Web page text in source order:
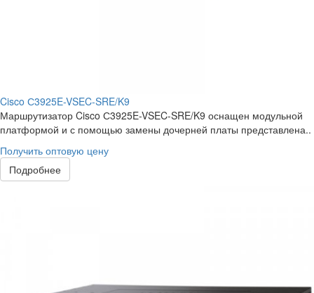
Cisco С3925E-VSEC-SRE/K9
Маршрутизатор Cisco С3925E-VSEC-SRE/K9 оснащен модульной
платформой и с помощью замены дочерней платы представлена..
Получить оптовую цену
Подробнее